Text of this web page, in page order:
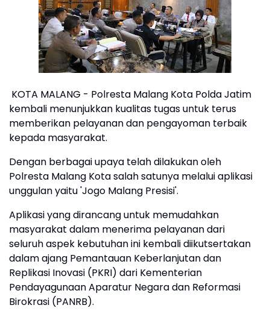
KOTA MALANG - Polresta Malang Kota Polda Jatim
kembali menunjukkan kualitas tugas untuk terus
memberikan pelayanan dan pengayoman terbaik
kepada masyarakat.
Dengan berbagai upaya telah dilakukan oleh
Polresta Malang Kota salah satunya melalui aplikasi
unggulan yaitu 'Jogo Malang Presisi'.
Aplikasi yang dirancang untuk memudahkan
masyarakat dalam menerima pelayanan dari
seluruh aspek kebutuhan ini kembali diikutsertakan
dalam ajang Pemantauan Keberlanjutan dan
Replikasi Inovasi (PKRI) dari Kementerian
Pendayagunaan Aparatur Negara dan Reformasi
Birokrasi (PANRB).